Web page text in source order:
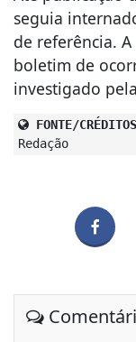
seguia
de referência.
boletim de
investigado
FONTE/
Redação